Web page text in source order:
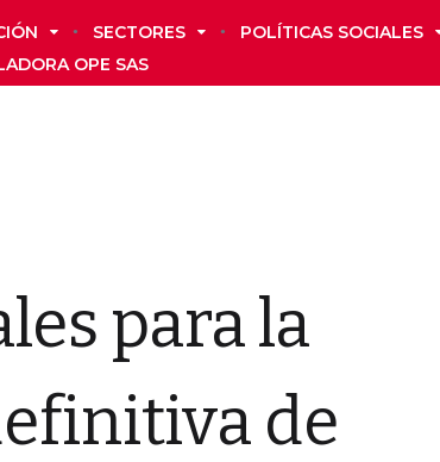
SECTORES POLÍTICAS SOCIALES
OPE SAS
para la
de